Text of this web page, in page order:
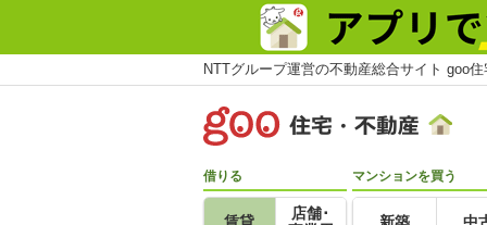
NTTグループ運営の不動産総合サイト goo
借りる
店舗･
マンションを買う